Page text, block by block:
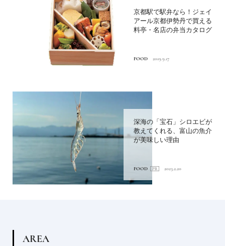
京都駅で駅弁なら！ジェイ
アール京都伊勢丹で買える
料亭・名店の弁当カタログ
FOOD 2019.9.17
深海の「宝石」シロエビが
教えてくれる、富山の魚介
が美味しい理由
FOOD 2023.2.20
AREA